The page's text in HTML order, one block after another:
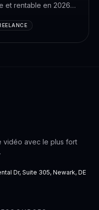
et rentable en 2026 :
vidéo avec le plus fort
Dr, Suite 305, Newark, DE